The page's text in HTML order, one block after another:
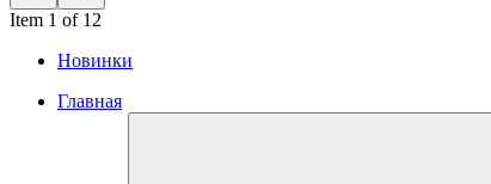
Item 1 of 12
Новинки
Главная